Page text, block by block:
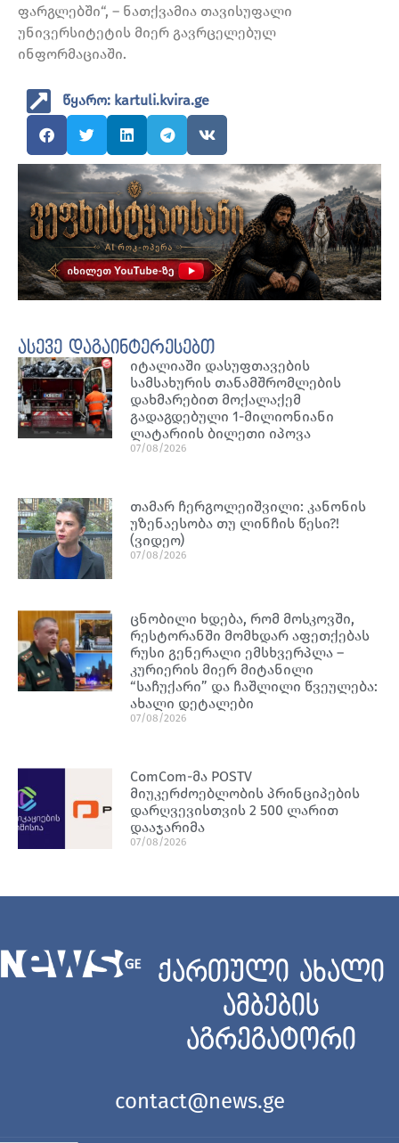
ფარგლებში“, – ნათქვამია თავისუფალი
უნივერსიტეტის მიერ გავრცელებულ
ინფორმაციაში.
წყარო: kartuli.kvira.ge
ასევე დაგაინტერესებთ
იტალიაში დასუფთავების
სამსახურის თანამშრომლების
დახმარებით მოქალაქემ
გადაგდებული 1-მილიონიანი
ლატარიის ბილეთი იპოვა
07/08/2026
თამარ ჩერგოლეიშვილი: კანონის
უზენაესობა თუ ლინჩის წესი?!
(ვიდეო)
07/08/2026
ცნობილი ხდება, რომ მოსკოვში,
რესტორანში მომხდარ აფეთქებას
რუსი გენერალი ემსხვერპლა –
კურიერის მიერ მიტანილი
“საჩუქარი” და ჩაშლილი წვეულება:
ახალი დეტალები
07/08/2026
ComCom-მა POSTV
მიუკერძოებლობის პრინციპების
დარღვევისთვის 2 500 ლარით
დააჯარიმა
07/08/2026
ქართული ახალი
ამბების
აგრეგატორი
contact@news.ge